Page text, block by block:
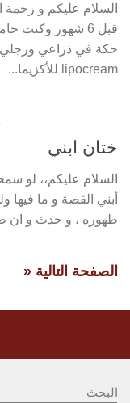
السلام عليكم و رحمة
قبل 6 شهور
lipocream للأكزيما...
ختان ابني
السلام عليكم،، لو
أبني القصة و ما فيها
طهوره ، و حدث و ان
الصفحة التالية «
البحث